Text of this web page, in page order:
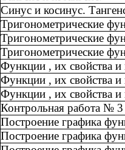
Синус и косинус.
Тригонометрические
Тригонометрические
Тригонометрические
Функции , их свойства и
Функции , их свойства и
Функции , их свойства и
Контрольная работа №
Построение графика
Построение графика